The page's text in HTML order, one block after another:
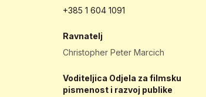
+385 1 604 1091
Ravnatelj
Christopher Peter Marcich
Voditeljica Odjela za filmsku
pismenost i razvoj publike